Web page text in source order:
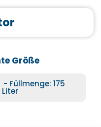
Größe
- Füllmenge: 175
Liter